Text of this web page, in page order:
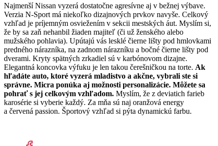
Najmenší Nissan vyzerá dostatočne agresívne aj v bežnej výbave.
Verzia N-Sport má niekoľko dizajnových prvkov navyše. Celkový
vzhľad je príjemným osviežením v sekcii mestských áut. Myslím si,
že by sa zaň nehanbil žiaden majiteľ (či už ženského alebo
mužského pohlavia). Upútajú vás lesklé čierne lišty pod hmlovkami
predného nárazníka, na zadnom nárazníku a bočné čierne lišty pod
dverami. Kryty spätných zrkadiel sú v karbónovom dizajne.
Elegantná koncovka výfuku je len takou čerešničkou na torte. Ak
hľadáte auto, ktoré vyzerá mladistvo a akčne, vybrali ste si
správne. Micra ponúka aj možnosti personalizácie. Môžete sa
pohrať s jej celkovým vzhľadom. Myslím, že z deviatich farieb
karosérie si vyberie každý. Za mňa sú naj oranžová energy
a červená passion. Športový vzhľad si pýta dynamickú farbu.